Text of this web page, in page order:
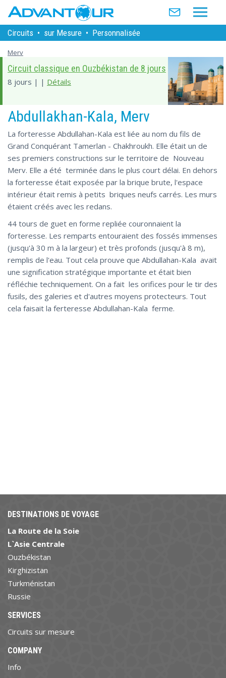
Circuits • sur Mesure • Personnalisée
Merv
Circuit classique en Ouzbékistan de 8 jours
8 jours | | Détails
Abdullakhan-Kala, Merv
La forteresse Abdullahan-Kala est liée au nom du fils de
Grand Conquérant Tamerlan - Chakhroukh. Elle était un de
ses premiers constructions sur le territoire de Nouveau
Merv. Elle a été terminée dans le plus court délai. En dehors
la forteresse était exposée par la brique brute, l'espace
intérieur était remis à petits briques neufs carrés. Les murs
étaient créés avec les redans.
44 tours de guet en forme repliée couronnaient la
forteresse. Les remparts entouraient des fossés immenses
(jusqu'à 30 m à la largeur) et très profonds (jusqu'à 8 m),
remplis de l'eau. Tout cela prouve que Abdullahan-Kala avait
une signification stratégique importante et était bien
réfléchie techniquement. On a fait les orifices pour le tir des
fusils, des galeries et d'autres moyens protecteurs. Tout
cela faisait la ferteresse Abdullahan-Kala ferme.
DESTINATIONS DE VOYAGE
La Route de la Soie
L`Asie Centrale
Ouzbékistan
Kirghizistan
Turkménistan
Russie
SERVICES
Circuits sur mesure
COMPANY
Info